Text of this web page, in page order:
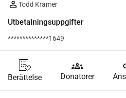
Todd Kramer
Utbetalningsuppgifter
**************1649
Berättelse
groups
Donatorer